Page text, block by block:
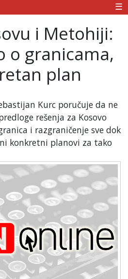
☰
i Metohiji:
o granicama,
plan
Kurc poručuje da ne
rešenja za Kosovo
i razgraničenje sve dok
konkretni planovi za tako